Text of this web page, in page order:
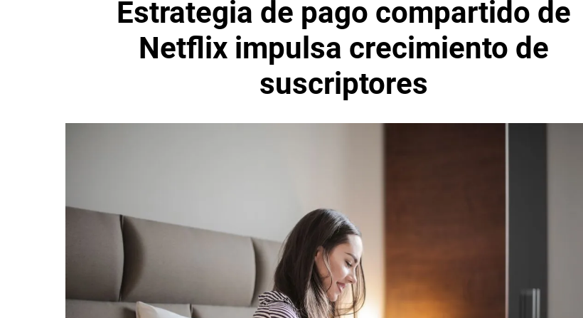
Estrategia de pago compartido de
Netflix impulsa crecimiento de
suscriptores